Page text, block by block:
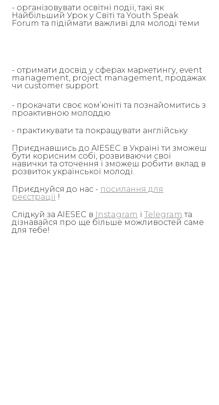
- організовувати освітні події, такі як
Найбільший Урок у Світі та Youth Speak
Forum та підіймати важливі для молоді теми
- отримати досвід у сферах маркетингу, event
management, project management, продажах
чи customer support
- прокачати своє ком’юніті та познайомитись з
проактивною молоддю
- практикувати та покращувати англійську
Приєднавшись до AIESEC в Україні ти зможеш
бути корисним собі, розвиваючи свої
навички та оточення і зможеш робити вклад в
розвиток української молоді.
Приєднуйся до нас - посилання для
реєстрації !
Слідкуй за AIESEC в Instagram і Telegram та
дізнавайся про ще більше можливостей саме
для тебе!